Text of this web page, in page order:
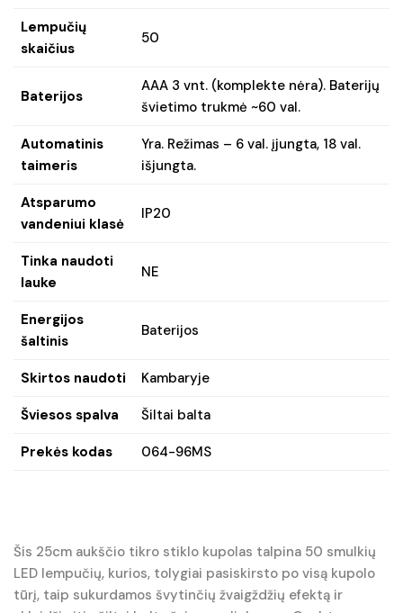
Lempučių
skaičius
50
Baterijos
AAA 3 vnt. (komplekte nėra). Baterijų
švietimo trukmė ~60 val.
Automatinis
taimeris
Yra. Režimas – 6 val. įjungta, 18 val.
išjungta.
Atsparumo
vandeniui klasė
IP20
Tinka naudoti
lauke
NE
Energijos
šaltinis
Baterijos
Skirtos naudoti Kambaryje
Šviesos spalva Šiltai balta
Prekės kodas 064-96MS
Šis 25cm aukščio tikro stiklo kupolas talpina 50 smulkių
LED lempučių, kurios, tolygiai pasiskirsto po visą kupolo
tūrį, taip sukurdamos švytinčių žvaigždžių efektą ir